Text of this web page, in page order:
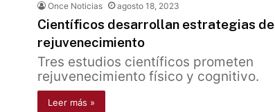
Once Noticias agosto 18, 2023
Científicos desarrollan estrategias de
rejuvenecimiento
Tres estudios científicos prometen
rejuvenecimiento físico y cognitivo.
Leer más »